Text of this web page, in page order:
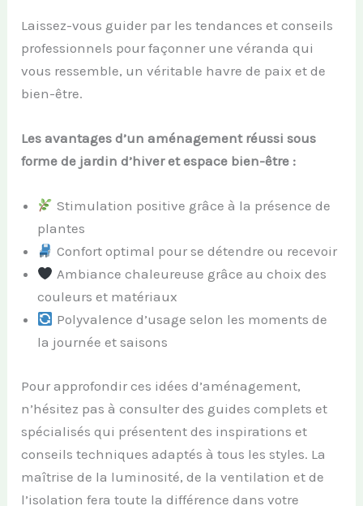
Laissez-vous guider par les tendances et conseils
professionnels pour façonner une véranda qui
vous ressemble, un véritable havre de paix et de
bien-être.
Les avantages d’un aménagement réussi sous
forme de jardin d’hiver et espace bien-être :
Stimulation positive grâce à la présence de
plantes
Confort optimal pour se détendre ou recevoir
Ambiance chaleureuse grâce au choix des
couleurs et matériaux
Polyvalence d’usage selon les moments de
la journée et saisons
Pour approfondir ces idées d’aménagement,
n’hésitez pas à consulter des guides complets et
spécialisés qui présentent des inspirations et
conseils techniques adaptés à tous les styles. La
maîtrise de la luminosité, de la ventilation et de
l’isolation fera toute la différence dans votre